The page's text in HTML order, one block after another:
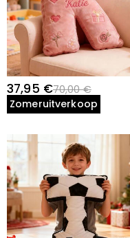
37,95 €70,00 €
Zomeruitverkoop